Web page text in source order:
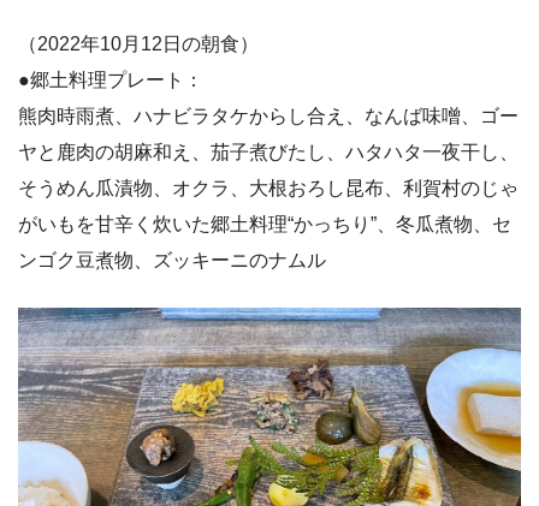
（2022年10月12日の朝食）
●郷土料理プレート：
熊肉時雨煮、ハナビラタケからし合え、なんば味噌、ゴー
ヤと鹿肉の胡麻和え、茄子煮びたし、ハタハタ一夜干し、
そうめん瓜漬物、オクラ、大根おろし昆布、利賀村のじゃ
がいもを甘辛く炊いた郷土料理“かっちり”、冬瓜煮物、セ
ンゴク豆煮物、ズッキーニのナムル